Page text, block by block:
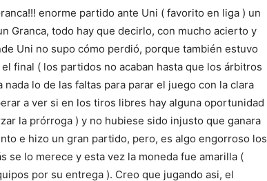
enorme partido ante Uni ( favorito en liga ) un
Granca, todo hay que decirlo, con mucho acierto y
Uni no supo cómo perdió, porque también estuvo
final ( los partidos no acaban hasta que los árbitros
lo de las faltas para parar el juego con la clara
a ver si en los tiros libres hay alguna oportunidad
la prórroga ) y no hubiese sido injusto que ganara
e hizo un gran partido, pero, es algo engorroso los
se lo merece y esta vez la moneda fue amarilla (
por su entrega ). Creo que jugando asi, el